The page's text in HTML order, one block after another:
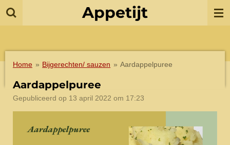
Ga
Appetijt
Home » Bijgerechten/ sauzen » Aardappelpuree
Aardappelpuree
Gepubliceerd op 13 april 2022 om 17:23